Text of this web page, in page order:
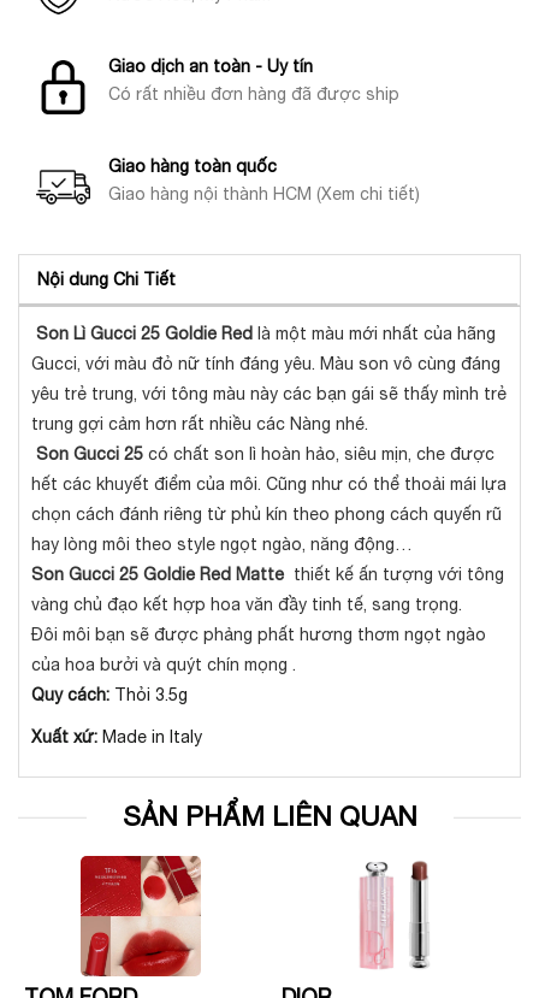
Giao dịch an toàn - Uy tín
Có rất nhiều đơn hàng đã được ship
Giao hàng toàn quốc
Giao hàng nội thành HCM (Xem chi tiết)
Nội dung Chi Tiết
Son Lì Gucci 25 Goldie Red là một màu mới nhất của hãng
Gucci, với màu đỏ nữ tính đáng yêu. Màu son vô cùng đáng
yêu trẻ trung, với tông màu này các bạn gái sẽ thấy mình trẻ
trung gợi cảm hơn rất nhiều các Nàng nhé.
Son Gucci 25 có chất son lì hoàn hảo, siêu mịn, che được
hết các khuyết điểm của môi. Cũng như có thể thoải mái lựa
chọn cách đánh riêng từ phủ kín theo phong cách quyến rũ
hay lòng môi theo style ngọt ngào, năng động…
Son Gucci 25 Goldie Red Matte thiết kế ấn tượng với tông
vàng chủ đạo kết hợp hoa văn đầy tinh tế, sang trọng.
Đôi môi bạn sẽ được phảng phất hương thơm ngọt ngào
của hoa bưởi và quýt chín mọng .
Quy cách: Thỏi 3.5g
Xuất xứ: Made in Italy
SẢN PHẨM LIÊN QUAN